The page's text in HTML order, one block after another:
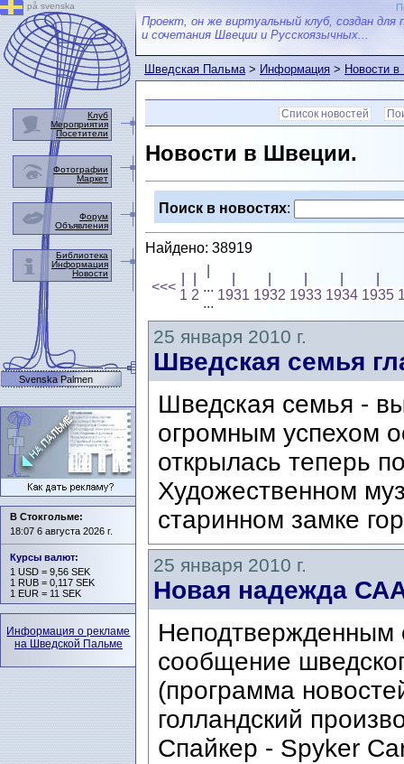
Проект, он же виртуальный клуб, создан для
и сочетания Швеции и Русскоязычных...
Шведская Пальма>Информация>Новости
Список новостей
Новости в Швеции.
Поиск в новостях:
Найдено: 38919
<<<
1 2
...
...
1931 1932 1933 1934 1935
25 января 2010 г.
Шведская семья
Шведская семья -
огромным успехом
открылась теперь
Художественном
старинном замке
25 января 2010 г.
Новая надежда
Неподтвержденным
сообщение
(программа
голландский
Спайкер - Spyker
på svenska
Клуб
Мероприятия
Посетители
Фотографии
Маркет
Форум
Объявления
Библиотека
Информация
Новости
Svenska Palmen
В Стокгольме:
18:07 6 августа 2026 г.
Курсы валют:
1 USD = 9,56 SEK
1 RUB = 0,117 SEK
1 EUR = 11 SEK
Информация о рекламе
на Шведской Пальме